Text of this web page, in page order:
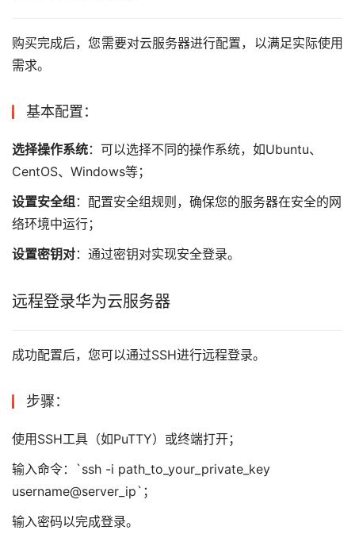
购买完成后，您需要对云服务器进行配置，以满足实际使用
需求。
基本配置：
选择操作系统：可以选择不同的操作系统，如Ubuntu、
CentOS、Windows等；
设置安全组：配置安全组规则，确保您的服务器在安全的网
络环境中运行；
设置密钥对：通过密钥对实现安全登录。
远程登录华为云服务器
成功配置后，您可以通过SSH进行远程登录。
步骤：
使用SSH工具（如PuTTY）或终端打开；
输入命令：`ssh -i path_to_your_private_key
username@server_ip`；
输入密码以完成登录。